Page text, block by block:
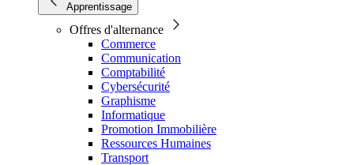
Apprentissage
Offres d'alternance
Commerce
Communication
Comptabilité
Cybersécurité
Graphisme
Informatique
Promotion Immobilière
Ressources Humaines
Transport